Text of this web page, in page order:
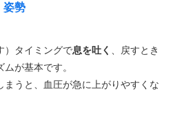
姿勢
）タイミングで息を吐く
、戻すとき
ムが基本です。
まうと、血圧が急に上がりやすくな